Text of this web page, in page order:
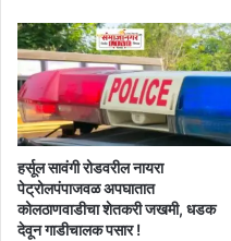
हर्सूल सावंगी रोडवरील नायरा
पेट्रोलपंपाजवळ अपघातात
कोलठाणवाडीचा शेतकरी जखमी, धडक
देवून गाडीचालक पसार !